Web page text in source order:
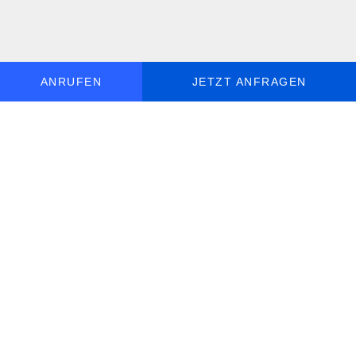
ANRUFEN JETZT ANFRAGEN